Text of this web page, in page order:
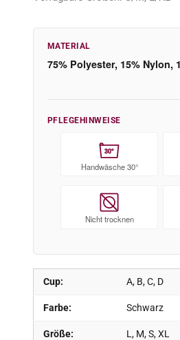
Cup: A, B, C, D
Farbe: Schwarz
Größe: L, M, S, XL
MATERIAL
75% Polyester, 15% Nylon,
PFLEGEHINWEISE
30°
Handwäsche 30°
Nicht trocknen